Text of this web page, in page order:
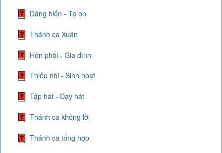
Dâng hiến - Tạ ơn
Thánh ca Xuân
Hôn phối - Gia đình
Thiếu nhi - Sinh hoạt
Tập hát - Dạy hát
Thánh ca không lời
Thánh ca tổng hợp